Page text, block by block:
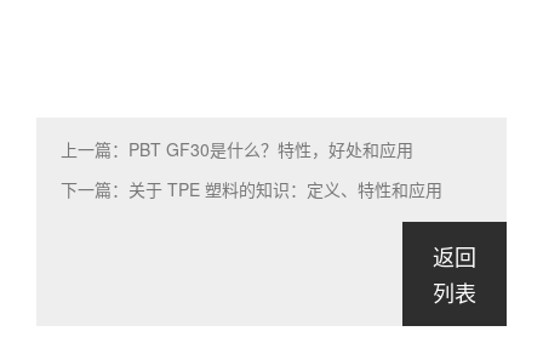
上一篇：PBT GF30是什么？特性，好处和应用
下一篇：关于 TPE 塑料的知识：定义、特性和应用
返回
列表